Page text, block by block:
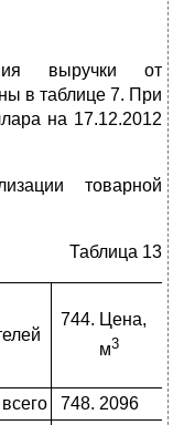
выручки от
в таблице 7. При
на 17.12.2012
товарной
Таблица 13
Цена,
м3
2096